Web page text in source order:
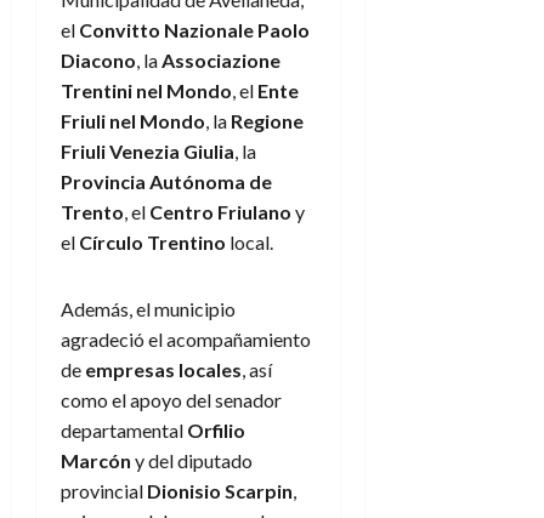
el Convitto Nazionale Paolo
Diacono, laAssociazione
Trentini nel Mondo, el Ente
Friuli nel Mondo, la Regione
Friuli Venezia Giulia, la
Provincia Autónoma de
Trento, el Centro Friulano y
el Círculo Trentino local.
Además, el municipio
agradeció el acompañamiento
de empresas locales, así
como el apoyo del senador
departamental Orfilio
Marcón y del diputado
provincial Dionisio Scarpin,